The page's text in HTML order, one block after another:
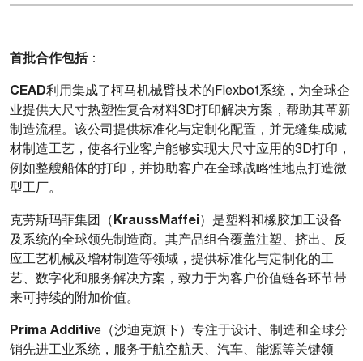
首批合作包括：
CEAD利用集成了柯马机械臂技术的Flexbot系统，为全球企
业提供大尺寸热塑性复合材料3D打印解决方案，帮助其革新
制造流程。该公司提供标准化与定制化配置，并无缝集成减
材制造工艺，使各行业客户能够实现大尺寸应用的3D打印，
例如整艘船体的打印，并协助客户在全球战略性地点打造微
型工厂。
克劳斯玛菲集团（KraussMaffei）是塑料和橡胶加工设备
及系统的全球领先制造商。其产品组合覆盖注塑、挤出、反
应工艺机械及增材制造等领域，提供标准化与定制化的工
艺、数字化和服务解决方案，致力于为客户价值链各环节带
来可持续的附加价值。
Prima Additive（沙迪克旗下）专注于设计、制造和全球分
销先进工业系统，服务于航空航天、汽车、能源等关键领